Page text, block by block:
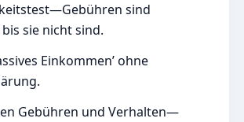
sind
sie nicht sind.
Einkommen’ ohne
Gebühren und Verhalten—